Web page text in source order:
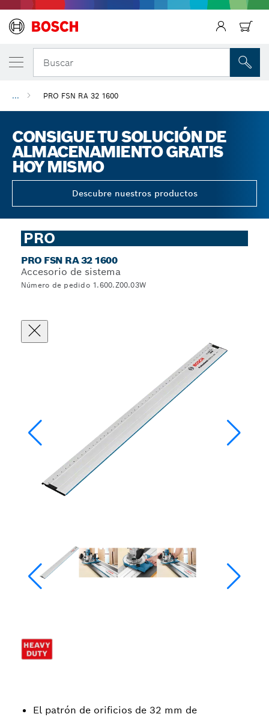
Buscar
... PRO FSN RA 32 1600
CONSIGUE TU SOLUCIÓN DE
ALMACENAMIENTO GRATIS
HOY MISMO
Descubre nuestros productos
PRO
PRO FSN RA 32 1600
Accesorio de sistema
Número de pedido 1.600.Z00.03W
El patrón de orificios de 32 mm de